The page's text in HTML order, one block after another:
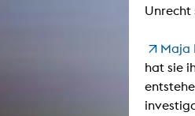
Unrecht
Maja
hat sie